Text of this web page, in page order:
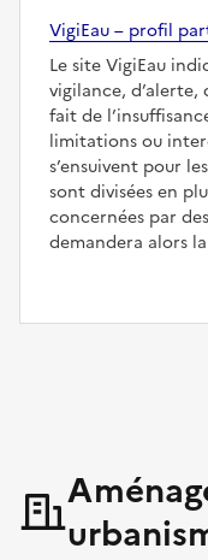
VigiEau – profil
Le site VigiEau
vigilance, d’alerte,
fait de
limitations ou
s’ensuivent pour
sont divisées en
concernées par
demandera alors